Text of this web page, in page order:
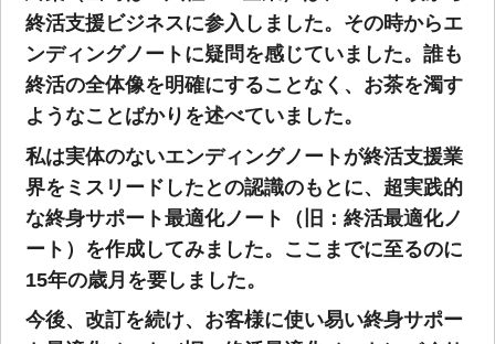
終活支援ビジネスに参入しました。その時からエ
ンディングノートに疑問を感じていました。誰も
終活の全体像を明確にすることなく、お茶を濁す
ようなことばかりを述べていました。
私は実体のないエンディングノートが終活支援業
界をミスリードしたとの認識のもとに、超実践的
な終身サポート最適化ノート（旧：終活最適化ノ
ート）を作成してみました。ここまでに至るのに
15年の歳月を要しました。
今後、改訂を続け、お客様に使い易い終身サポー